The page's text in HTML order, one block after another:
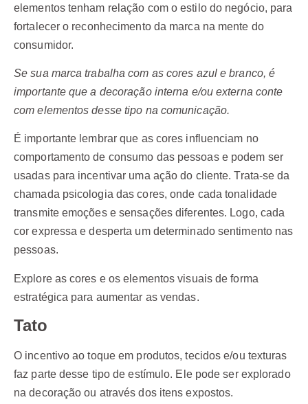
elementos tenham relação com o estilo do negócio, para
fortalecer o reconhecimento da marca na mente do
consumidor.
Se sua marca trabalha com as cores azul e branco, é
importante que a decoração interna e/ou externa conte
com elementos desse tipo na comunicação.
É importante lembrar que as cores influenciam no
comportamento de consumo das pessoas e podem ser
usadas para incentivar uma ação do cliente. Trata-se da
chamada psicologia das cores, onde cada tonalidade
transmite emoções e sensações diferentes. Logo, cada
cor expressa e desperta um determinado sentimento nas
pessoas.
Explore as cores e os elementos visuais de forma
estratégica para aumentar as vendas.
Tato
O incentivo ao toque em produtos, tecidos e/ou texturas
faz parte desse tipo de estímulo. Ele pode ser explorado
na decoração ou através dos itens expostos.